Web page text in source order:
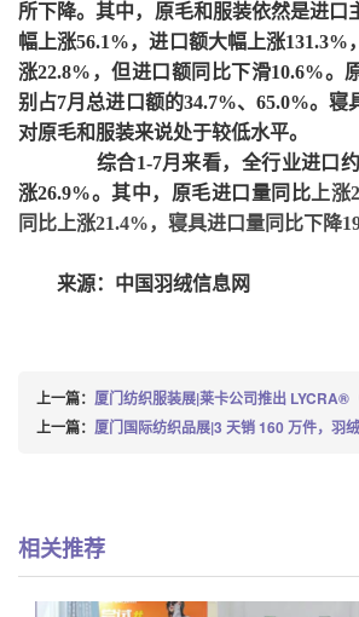
所下降。其中，原毛和服装依然是进口
幅上涨56.1%，进口额大幅上涨131.3%
涨22.8%，但进口额同比下滑10.6%。
别占7月总进口额的34.7%、65.0%。寝
对原毛和服装来说处于较低水平。
综合1-7月来看，全行业进口
涨26.9%。其中，原毛进口量同比 上涨
同比上涨21.4%，寝具进口量同比下降
来源：中国羽绒信息网
上一篇： 厦门纺织服装展|莱卡公司推出 LYCRA®（
上一篇： 厦门国际纺织品展|3 天销 160 万件，羽
相关推荐